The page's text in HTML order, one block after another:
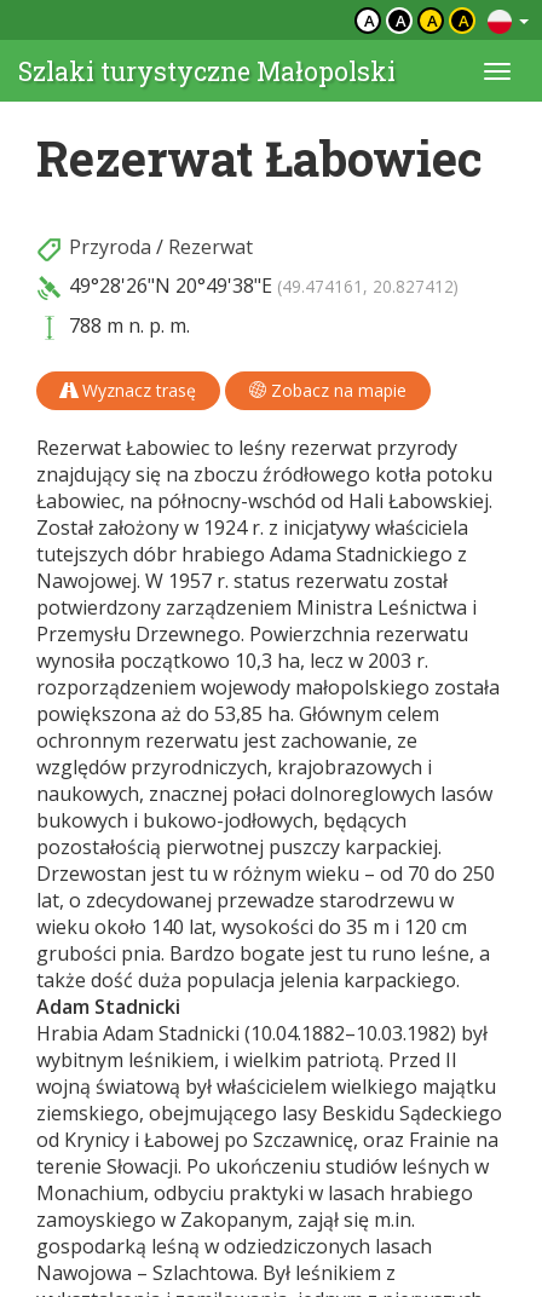
A A A A
Szlaki turystyczne Małopolski
Rezerwat Łabowiec
Przyroda / Rezerwat
49°28'26"N 20°49'38"E (49.474161, 20.827412)
788 m n. p. m.
Wyznacz trasę Zobacz na mapie
Rezerwat Łabowiec to leśny rezerwat przyrody
znajdujący się na zboczu źródłowego kotła potoku
Łabowiec, na północny-wschód od Hali Łabowskiej.
Został założony w 1924 r. z inicjatywy właściciela
tutejszych dóbr hrabiego Adama Stadnickiego z
Nawojowej. W 1957 r. status rezerwatu został
potwierdzony zarządzeniem Ministra Leśnictwa i
Przemysłu Drzewnego. Powierzchnia rezerwatu
wynosiła początkowo 10,3 ha, lecz w 2003 r.
rozporządzeniem wojewody małopolskiego została
powiększona aż do 53,85 ha. Głównym celem
ochronnym rezerwatu jest zachowanie, ze
względów przyrodniczych, krajobrazowych i
naukowych, znacznej połaci dolnoreglowych lasów
bukowych i bukowo-jodłowych, będących
pozostałością pierwotnej puszczy karpackiej.
Drzewostan jest tu w różnym wieku – od 70 do 250
lat, o zdecydowanej przewadze starodrzewu w
wieku około 140 lat, wysokości do 35 m i 120 cm
grubości pnia. Bardzo bogate jest tu runo leśne, a
także dość duża populacja jelenia karpackiego.
Adam Stadnicki
Hrabia Adam Stadnicki (10.04.1882–10.03.1982) był
wybitnym leśnikiem, i wielkim patriotą. Przed II
wojną światową był właścicielem wielkiego majątku
ziemskiego, obejmującego lasy Beskidu Sądeckiego
od Krynicy i Łabowej po Szczawnicę, oraz Frainie na
terenie Słowacji. Po ukończeniu studiów leśnych w
Monachium, odbyciu praktyki w lasach hrabiego
zamoyskiego w Zakopanym, zajął się m.in.
gospodarką leśną w odziedziczonych lasach
Nawojowa – Szlachtowa. Był leśnikiem z